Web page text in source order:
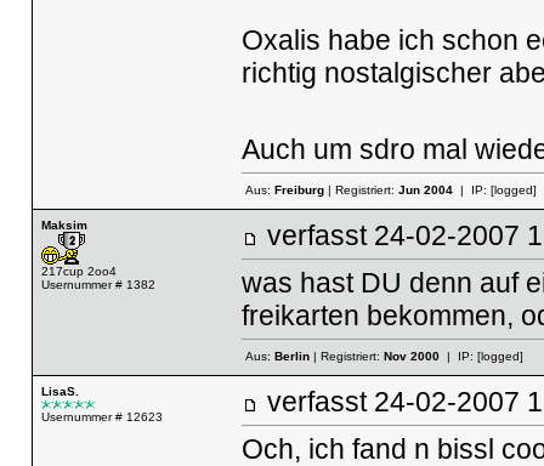
Oxalis habe ich schon
richtig nostalgischer
Auch um sdro mal
Aus: Freiburg| Registriert: Jun 2004| IP: [logged]
Maksim
217cup 2oo4
Usernummer # 1382
verfasst 24-02-
was hast DU denn auf
freikarten bekommen,
Aus: Berlin| Registriert: Nov 2000| IP: [logged]
LisaS.
Usernummer # 12623
verfasst 24-02-
Och, ich fand n bissl